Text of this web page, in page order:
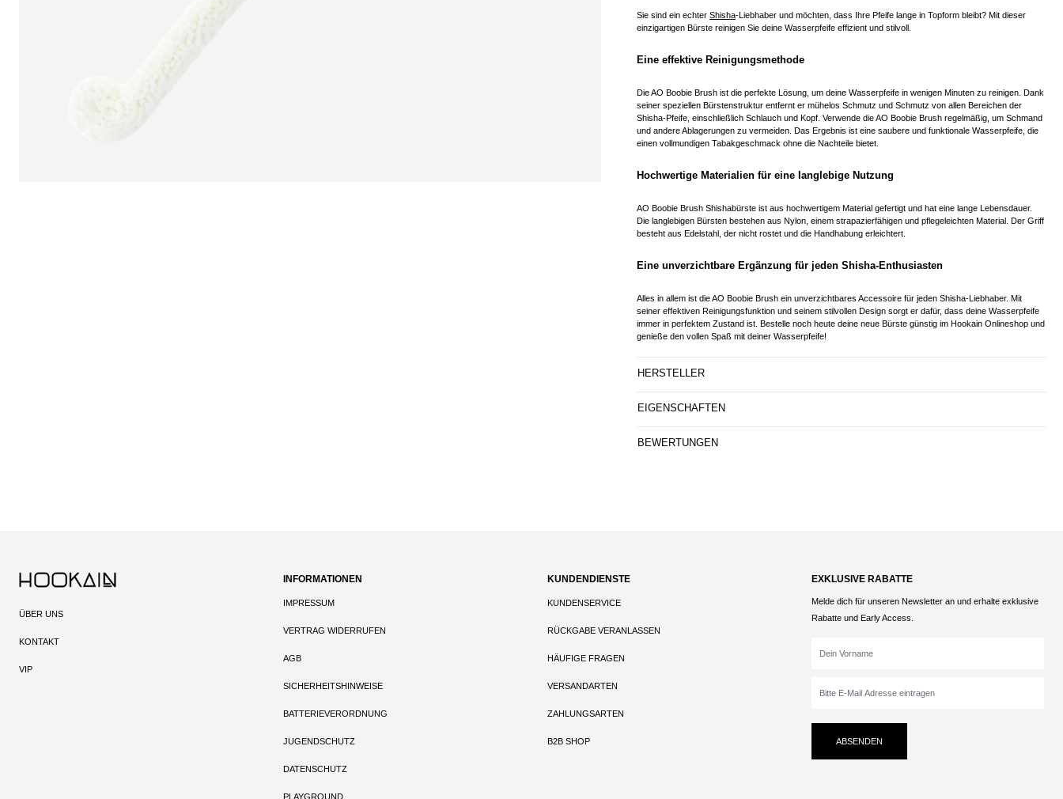
Sie sind ein echter Shisha-Liebhaber und möchten, dass Ihre Pfeife lange in Topform bleibt? Mit dieser
einzigartigen Bürste reinigen Sie deine Wasserpfeife effizient und stilvoll.
Eine effektive Reinigungsmethode
Die AO Boobie Brush ist die perfekte Lösung, um deine Wasserpfeife in wenigen Minuten zu reinigen. Dank
seiner speziellen Bürstenstruktur entfernt er mühelos Schmutz und Schmutz von allen Bereichen der
Shisha-Pfeife, einschließlich Schlauch und Kopf. Verwende die AO Boobie Brush regelmäßig, um Schmand
und andere Ablagerungen zu vermeiden. Das Ergebnis ist eine saubere und funktionale Wasserpfeife, die
einen vollmundigen Tabakgeschmack ohne die Nachteile bietet.
Hochwertige Materialien für eine langlebige Nutzung
AO Boobie Brush Shishabürste ist aus hochwertigem Material gefertigt und hat eine lange Lebensdauer.
Die langlebigen Bürsten bestehen aus Nylon, einem strapazierfähigen und pflegeleichten Material. Der Griff
besteht aus Edelstahl, der nicht rostet und die Handhabung erleichtert.
Eine unverzichtbare Ergänzung für jeden Shisha-Enthusiasten
Alles in allem ist die AO Boobie Brush ein unverzichtbares Accessoire für jeden Shisha-Liebhaber. Mit
seiner effektiven Reinigungsfunktion und seinem stilvollen Design sorgt er dafür, dass deine Wasserpfeife
immer in perfektem Zustand ist. Bestelle noch heute deine neue Bürste günstig im Hookain Onlineshop und
genieße den vollen Spaß mit deiner Wasserpfeife!
HERSTELLER
EIGENSCHAFTEN
BEWERTUNGEN
ÜBER UNS
KONTAKT
VIP
INFORMATIONEN
IMPRESSUM
VERTRAG WIDERRUFEN
AGB
SICHERHEITSHINWEISE
BATTERIEVERORDNUNG
JUGENDSCHUTZ
DATENSCHUTZ
PLAYGROUND
KUNDENDIENSTE
KUNDENSERVICE
RÜCKGABE VERANLASSEN
HÄUFIGE FRAGEN
VERSANDARTEN
ZAHLUNGSARTEN
B2B SHOP
EXKLUSIVE RABATTE
Melde dich für unseren Newsletter an und erhalte exklusive
Rabatte und Early Access.
ABSENDEN